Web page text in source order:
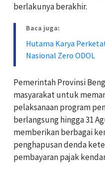
berlakunya berakhir.
Baca juga:
Hutama Karya
Nasional Zero ODOL
Pemerintah Provinsi
masyarakat untuk
pelaksanaan program
berlangsung hingga 31
memberikan berbagai
penghapusan denda
pembayaran pajak